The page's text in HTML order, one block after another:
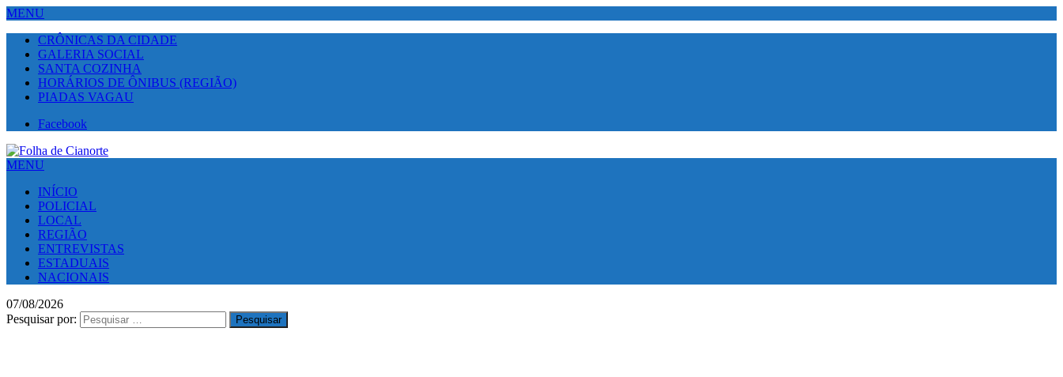
MENU
CRÔNICAS DA CIDADE
GALERIA SOCIAL
SANTA COZINHA
HORÁRIOS DE ÔNIBUS (REGIÃO)
PIADAS VAGAU
Facebook
MENU
INÍCIO
POLICIAL
LOCAL
REGIÃO
ENTREVISTAS
ESTADUAIS
NACIONAIS
07/08/2026
Pesquisar por: